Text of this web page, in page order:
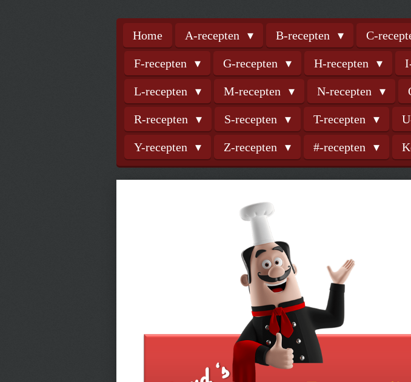
Home A-recepten B-recepten C-
F-recepten G-recepten H-recepten
L-recepten M-recepten N-recepten
R-recepten S-recepten T-recepten
Y-recepten Z-recepten #-recepten